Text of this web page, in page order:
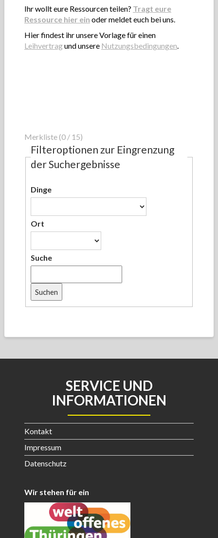
Ihr wollt eure Ressourcen teilen? Tragt eure
Ressource hier ein oder meldet euch bei uns.
Hier findest ihr unsere Vorlage für einen
Leihvertragund unsere Nutzungsbedingungen.
Merkliste (0 / 15)
Filteroptionen zur Eingrenzung
der Suchergebnisse
Dinge
Ort
Suche
SERVICE UND
INFORMATIONEN
Kontakt
Impressum
Datenschutz
Wir stehen für ein